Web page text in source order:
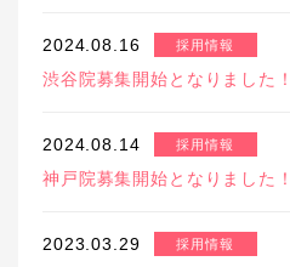
2024.08.16 採用情報
渋谷院募集開始となりました
2024.08.14 採用情報
神戸院募集開始となりました
2023.03.29 採用情報